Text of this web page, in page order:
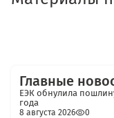
Главные
ЕЭК обнулила
года
8 августа 2026 0